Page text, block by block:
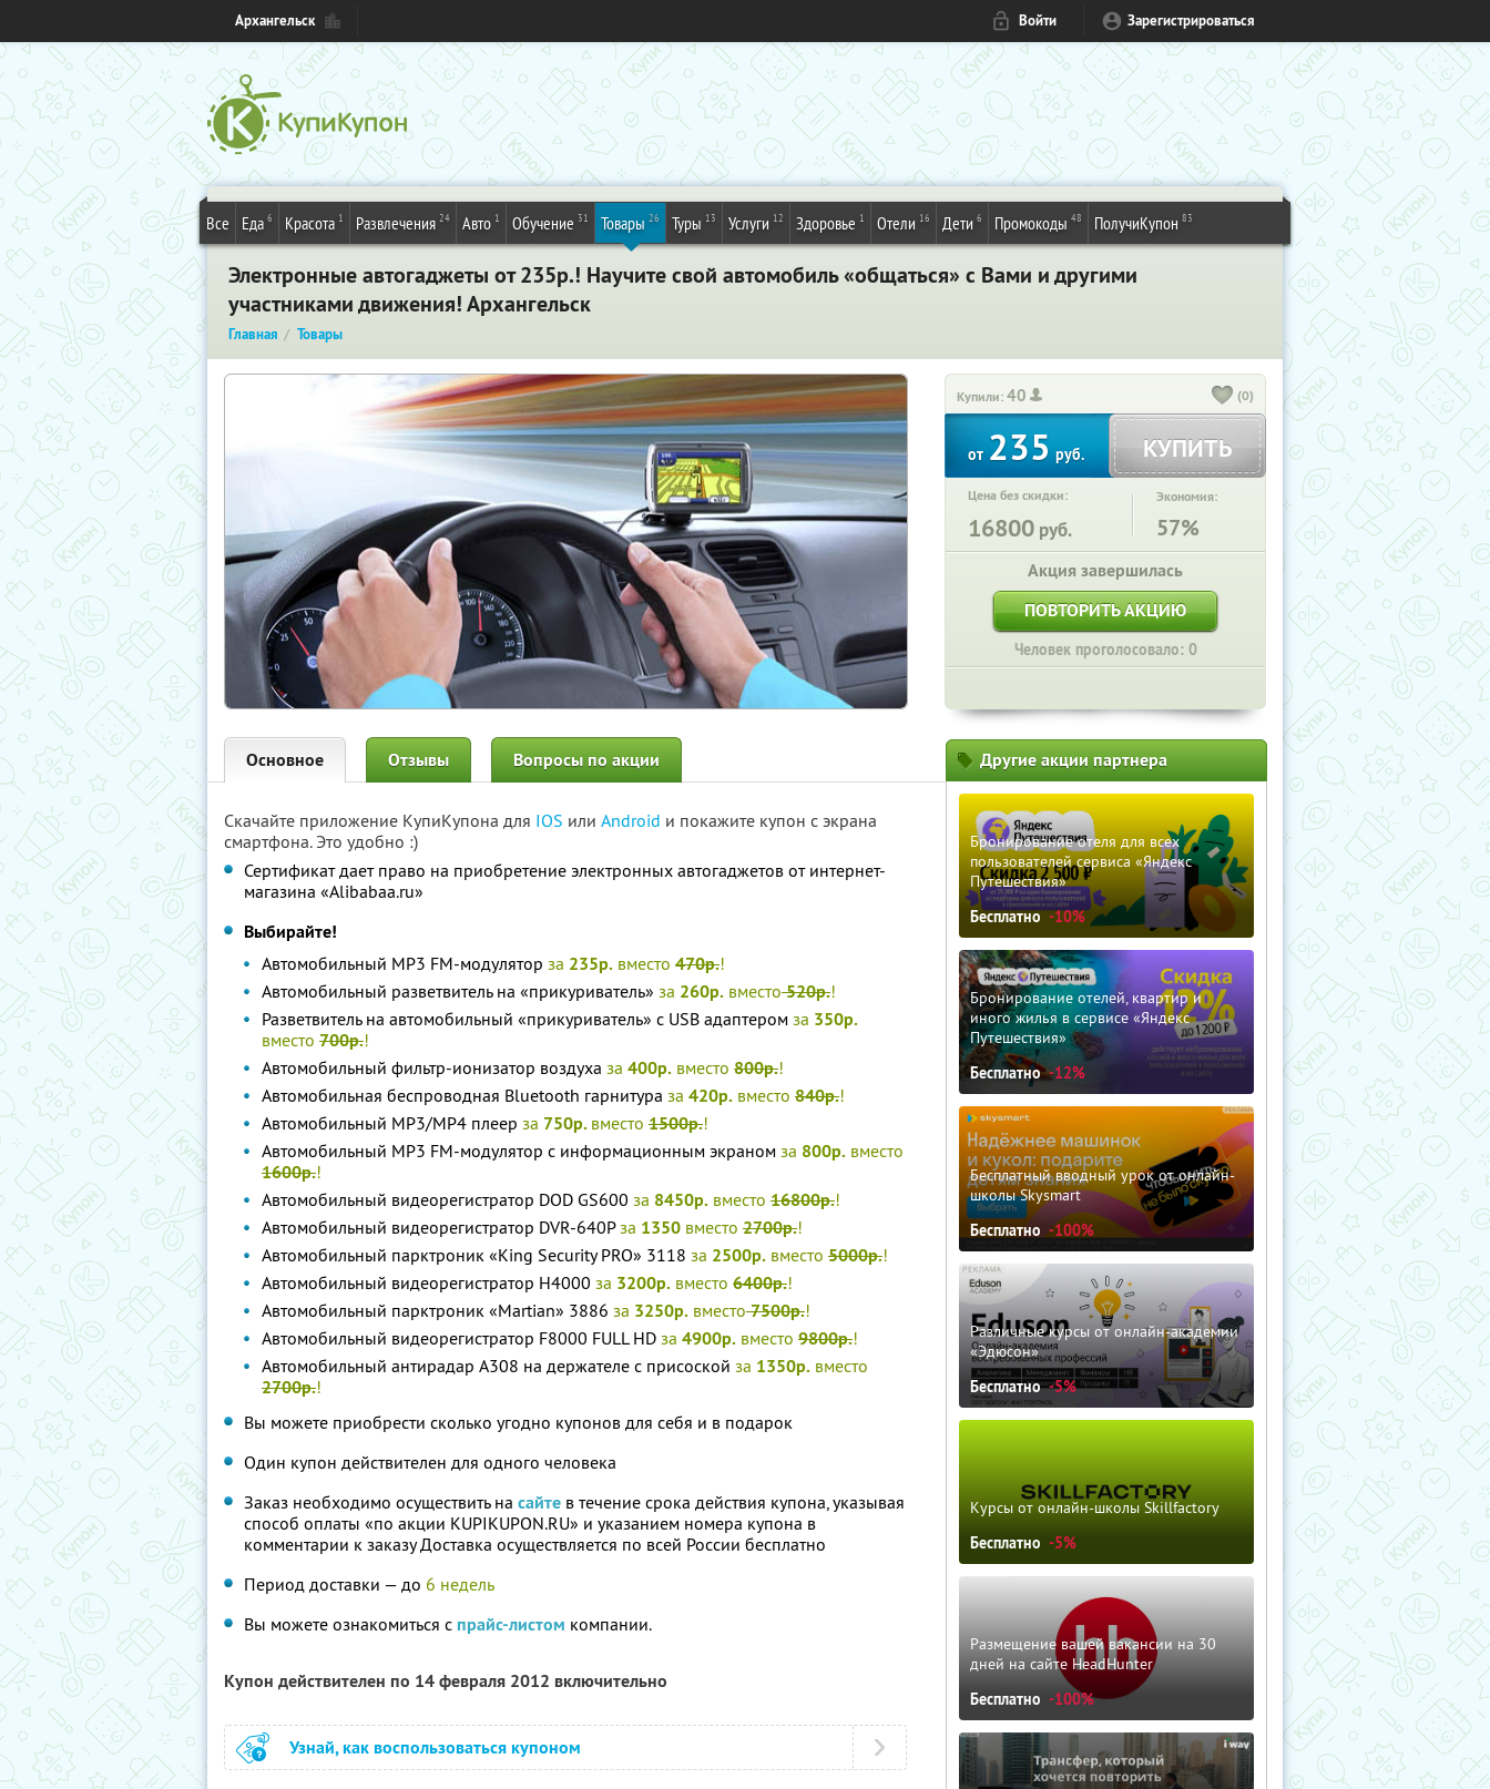
Архангельск Войти Зарегистрироваться
Все Еда 6 Красота 1 Развлечения 24 Авто 1 Обучение 31 Товары 26 Туры 13 Услуги 12 Здоровье 1 Отели 16 Дети 6 Промокоды 48 ПолучиКупон 83
Электронные автогаджеты от 235р.! Научите свой автомобиль «общаться» с Вами и другими
участниками движения! Архангельск
Главная Товары
Купили:40 (0)
от235руб. КУПИТЬ
Цена без скидки:
16800 руб.
Экономия:
57%
Акция завершилась
ПОВТОРИТЬ АКЦИЮ
Человек проголосовало: 0
Основное Отзывы Вопросы по акции
Скачайте приложение КупиКупона для IOS или Android и покажите купон с экрана
смартфона. Это удобно :)
Сертификат дает право на приобретение электронных автогаджетов от интернет-
магазина «Alibabaa.ru»
Выбирайте!
Автомобильный MP3 FM-модулятор за 235р. вместо 470р.!
Автомобильный разветвитель на «прикуриватель» за 260р. вместо520р.!
Разветвитель на автомобильный «прикуриватель» с USB адаптером за 350р.
вместо 700р.!
Автомобильный фильтр-ионизатор воздуха за 400р. вместо 800р.!
Автомобильная беспроводная Bluetooth гарнитура за 420р. вместо 840р.!
Автомобильный MP3/MP4 плеер за 750р. вместо 1500р.!
Автомобильный MP3 FM-модулятор с информационным экраном за 800р. вместо
1600р.!
Автомобильный видеорегистратор DOD GS600 за 8450р. вместо 16800р.!
Автомобильный видеорегистратор DVR-640Pза 1350 вместо 2700р.!
Автомобильный парктроник «King Security PRO» 3118 за 2500р. вместо 5000р.!
Автомобильный видеорегистратор H4000 за 3200р. вместо 6400р.!
Автомобильный парктроник «Martian» 3886 за 3250р. вместо7500р.!
Автомобильный видеорегистратор F8000 FULL HD за 4900р. вместо 9800р.!
Автомобильный антирадар A308 на держателе с присоской за 1350р. вместо
2700р.!
Вы можете приобрести сколько угодно купонов для себя и в подарок
Один купон действителен для одного человека
Заказ необходимо осуществить на сайте в течение срока действия купона, указывая
способ оплаты «по акции KUPIKUPON.RU» и указанием номера купона в
комментарии к заказу Доставка осуществляется по всей России бесплатно
Период доставки — до 6 недель
Вы можете ознакомиться с прайс-листом компании.
Купон действителен по 14 февраля 2012 включительно
Узнай, как воспользоваться купоном
Другие акции партнера
Бронирование отеля для всех
пользователей сервиса «Яндекс
Путешествия»
Бесплатно -10%
Бронирование отелей, квартир и
иного жилья в сервисе «Яндекс
Путешествия»
Бесплатно -12%
Бесплатный вводный урок от онлайн-
школы Skysmart
Бесплатно -100%
Различные курсы от онлайн-академии
«Эдюсон»
Бесплатно -5%
Курсы от онлайн-школы Skillfactory
Бесплатно -5%
Размещение вашей вакансии на 30
дней на сайте HeadHunter
Бесплатно -100%